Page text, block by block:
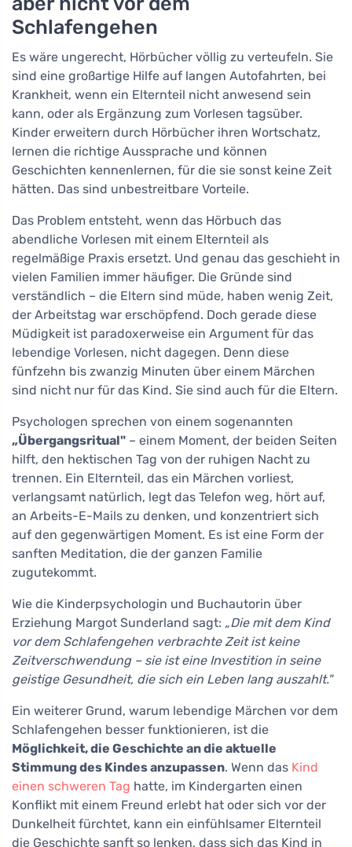
Schlafengehen
Es wäre ungerecht, Hörbücher völlig zu verteufeln. Sie
sind eine großartige Hilfe auf langen Autofahrten, bei
Krankheit, wenn ein Elternteil nicht anwesend sein
kann, oder als Ergänzung zum Vorlesen tagsüber.
Kinder erweitern durch Hörbücher ihren Wortschatz,
lernen die richtige Aussprache und können
Geschichten kennenlernen, für die sie sonst keine Zeit
hätten. Das sind unbestreitbare Vorteile.
Das Problem entsteht, wenn das Hörbuch das
abendliche Vorlesen mit einem Elternteil als
regelmäßige Praxis ersetzt. Und genau das geschieht in
vielen Familien immer häufiger. Die Gründe sind
verständlich – die Eltern sind müde, haben wenig Zeit,
der Arbeitstag war erschöpfend. Doch gerade diese
Müdigkeit ist paradoxerweise ein Argument für das
lebendige Vorlesen, nicht dagegen. Denn diese
fünfzehn bis zwanzig Minuten über einem Märchen
sind nicht nur für das Kind. Sie sind auch für die Eltern.
Psychologen sprechen von einem sogenannten
„Übergangsritual" – einem Moment, der beiden Seiten
hilft, den hektischen Tag von der ruhigen Nacht zu
trennen. Ein Elternteil, das ein Märchen vorliest,
verlangsamt natürlich, legt das Telefon weg, hört auf,
an Arbeits-E-Mails zu denken, und konzentriert sich
auf den gegenwärtigen Moment. Es ist eine Form der
sanften Meditation, die der ganzen Familie
zugutekommt.
Wie die Kinderpsychologin und Buchautorin über
Erziehung Margot Sunderland sagt: „Die mit dem Kind
vor dem Schlafengehen verbrachte Zeit ist keine
Zeitverschwendung – sie ist eine Investition in seine
geistige Gesundheit, die sich ein Leben lang auszahlt."
Ein weiterer Grund, warum lebendige Märchen vor dem
Schlafengehen besser funktionieren, ist die
Möglichkeit, die Geschichte an die aktuelle
Stimmung des Kindes anzupassen. Wenn das Kind
einen schweren Tag hatte, im Kindergarten einen
Konflikt mit einem Freund erlebt hat oder sich vor der
Dunkelheit fürchtet, kann ein einfühlsamer Elternteil
die Geschichte sanft so lenken, dass sich das Kind in